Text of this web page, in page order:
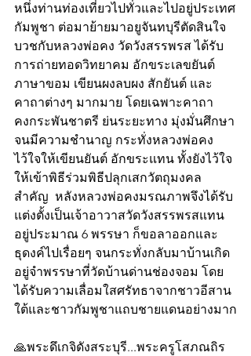
หนึ่งท่านท่องเที่ยวไปทั่วและไปอยู่ประเทศ
กัมพูชา ต่อมาย้ายมาอยูจันทบุรีตัดสินใจ
บวชกับหลวงพ่อคง วัดวังสรรพรส ได้รับ
การถ่ายทอดวิทยาคม อักขระเลขยันต์
ภาษาขอม เขียนผงลบผง สักยันต์ และ
คาถาต่างๆ มากมาย โดยเฉพาะคาถา
คงกระพันชาตรี ย่นระยะทาง มุ่งมั่นศึกษา
จนมีความชำนาญ กระทั่งหลวงพ่อคง
ไว้ใจให้เขียนยันต์ อักขระแทน ทั้งยังไว้ใจ
ให้เข้าพิธีร่วมพิธีปลุกเสกวัตถุมงคล
สำคัญ  หลังหลวงพ่อคงมรณภาพจึงได้รับ
แต่งตั้งเป็นเจ้าอาวาสวัดวังสรรพรสแทน
อยู่ประมาณ 6 พรรษา ก็ขอลาออกและ
ธุดงค์ไปเรื่อยๆ จนกระทั่งกลับมาบ้านเกิด
อยู่จำพรรษาที่วัดบ้านด่านช่องจอม โดย
ได้รับความเลื่อมใสศรัทธาจากชาวอีสาน
ใต้และชาวกัมพูชาแถบชายแดนอย่างมาก
🙏พระดึเกจิดังสระบุรี...พระครูโสภณถิร